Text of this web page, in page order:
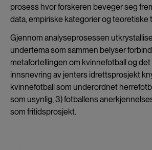
prosess hvor forskeren beveger seg
data, empiriske kategorier og teoretiske
Gjennom analyseprosessen
undertema som sammen belyser
metafortellingen om kvinnefotball og det
innsnevring av jenters idrettsprosjekt
kvinnefotball som underordnet
som usynlig, 3) fotballens
som fritidsprosjekt.